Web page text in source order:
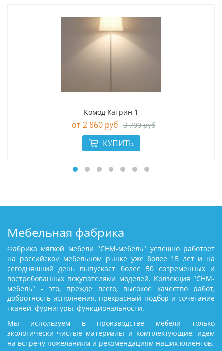
Комод Катрин 1
2 860 руб 3 700 руб
Мебельная фабрика
Фабрика мягкой мебели "СНМ-мебель" успешно работает
на российском мебельном рынке уже более 15 лет и на
сегодняшний день выпускает более 50 современных и
востребованных покупателями моделей. Коллекция "СНМ-
мебель" - это, прежде всего, высокое качество работ,
добротность исполнения, прекрасный подбор и сочетание
тканей, фурнитуры, функциональности.
Мы используем в производстве мебели только
экологически чистые материалы и комплектующие, идём
на встречу пожеланиям и рекомендациям наших клиентов.